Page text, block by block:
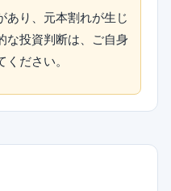
あり、元本割れが生じ
な投資判断は、ご自身
ださい。